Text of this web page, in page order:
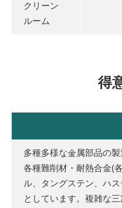
クリーン
ルーム
得
多種多様な金属部品の
各種難削材・耐熱合金(
ル、タングステン、ハ
としています。複雑な